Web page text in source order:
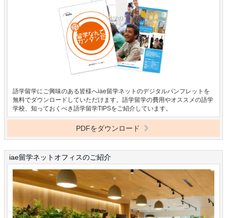
語学留学にご興味のある皆様へiae留学ネットのデジタルパンフレットを
無料でダウンロードしていただけます。語学留学の費用やオススメの語学
学校、知っておくべき語学留学TIPSをご紹介しています。
PDFをダウンロード
iae留学ネットオフィスのご紹介